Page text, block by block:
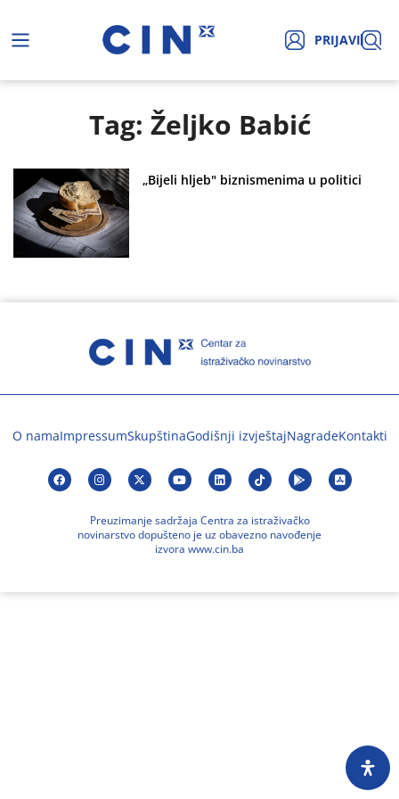
PRIJAVI
Tag: Željko Babić
„Bijeli hljeb" biznismenima u politici
O namaImpressumSkupštinaGodišnji izvještajNagradeKontakti
Preuzimanje sadržaja Centra za istraživačko
novinarstvo dopušteno je uz obavezno navođenje
izvora www.cin.ba